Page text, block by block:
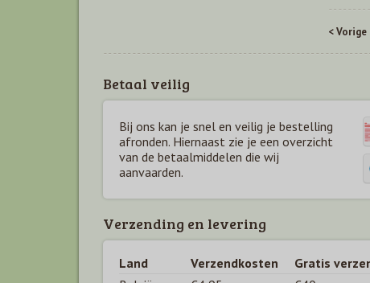
< Vorige
Betaal veilig
Bij ons kan je snel en veilig je bestelling
afronden. Hiernaast zie je een overzicht
van de betaalmiddelen die wij
aanvaarden.
Verzending en levering
Land Verzendkosten
Gratis